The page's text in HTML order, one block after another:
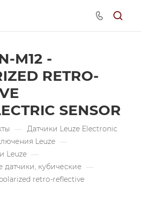
M12 -
RETRO-
SENSOR
— Датчики Leuze Electronic
Leuze —
Leuze —
датчики, кубические —
retro-reflective